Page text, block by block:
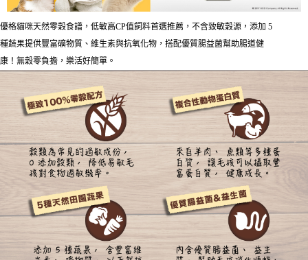
【注意事項】
1.本服務係由「台灣大哥大股份有限公司」（以下簡稱本公司）所提供，讓
用戶於交易時，得透過本服務購買商品或服務，並由商店將買賣／分期付款
買賣價金債權讓與本公司後，依約使用本公司帳單繳交帳款。
2.基於同意付款使用「大哥付你分期」之契約關係目的，商店將以您的個人
資料（包含姓名、電話或地址）提供予台灣大哥大進項蒐集、處理及利用，
由本公司與您本人進行分期帳單所需資料之確認、核對及更正。
3.完整用戶服務條款，請詳閱以下連結：
https://oppay.tw/userRule
３．收到繳費通知簡訊後14天內，點擊此簡訊中的連結，可透過四大超商／
※ 請注意：結帳手續完成當下不需立刻繳費，但若您需要取消訂單，請聯絡
購買商品的店家。未經商家同意取消之訂單仍視為有效，需透過AFTEE先享
後付繳納相關費用。
※ 交易是否成功請以「AFTEE先享後付 」之結帳頁面顯示為準，若有關於
客戶支援中心」https://netprotections.freshdesk.com/support/home
【注意事項】
１．透過由恩沛科技股份有限公司提供之「AFTEE先享後付」服務完成之交
易，需依本服務之必要範圍內提供個人資料，並將交易相關給付款項請求債
權轉讓予恩沛科技股份有限公司。
２．關於個人資料處理事宜，請瀏覽以下網址：
https://aftee.tw/terms/#terms3
３．未成年的使用者請事先徵得法定代理人或監護人之同意方可使用
「AFTEE先享後付」，若未經同意申辦者引起之損失，本公司不負相關責
任。
４．使用「AFTEE先享後付」時，將依據個別帳號之用戶狀況，依本公司即
時審查核予不同之上限額度；若仍有額度不足之情形，本公司將視審查結果
請求用戶進行身份認證。
離島宅配
每筆NT$180
貨到付款
每筆NT$95，滿NT$1,000(含以上)免運費
優格貓咪天然零穀食譜，低敏高CP值飼料首選推薦，不含致敏穀源，添加 5
種蔬果提供豐富礦物質、維生素與抗氧化物，搭配優質腸益菌幫助腸道健
康！無穀零負擔，樂活好簡單。